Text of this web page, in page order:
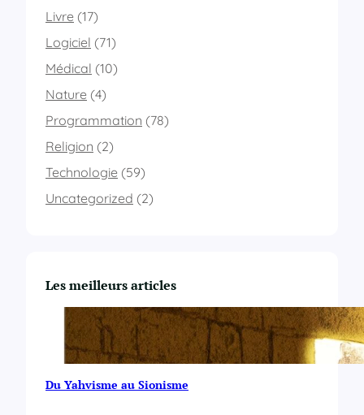
Livre (17)
Logiciel (71)
Médical (10)
Nature (4)
Programmation (78)
Religion (2)
Technologie (59)
Uncategorized (2)
Les meilleurs articles
Du Yahvisme au Sionisme